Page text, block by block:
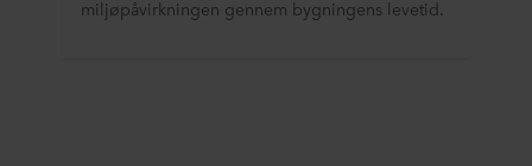
miljøpåvirkningen gennem bygningens levetid.